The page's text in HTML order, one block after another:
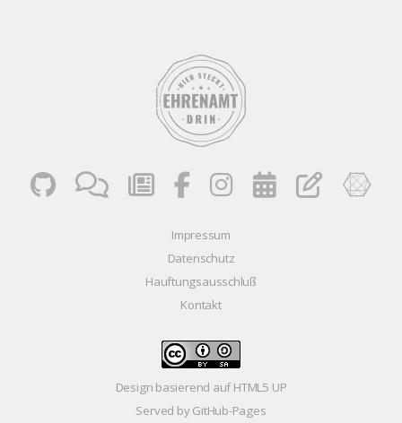
Impressum
Datenschutz
Hauftungsausschluß
Kontakt
Design basierend aufHTML5 UP
Served by GitHub-Pages